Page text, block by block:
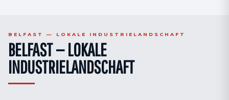
BELFAST — LOKALE INDUSTRIELANDSCHAFT
BELFAST — LOKALE
INDUSTRIELANDSCHAFT